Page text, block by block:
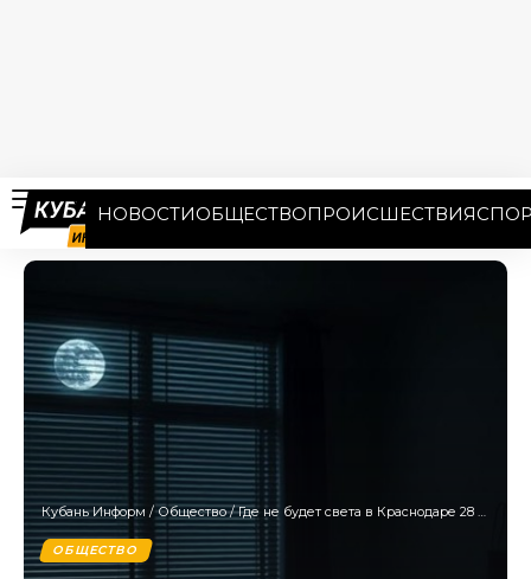
НОВОСТИОБЩЕСТВОПРОИСШЕСТВИЯ
Кубань Информ /Общество/Где не будет света в Краснодаре 28 августа: в списке более 50 улиц
ОБЩЕСТВО